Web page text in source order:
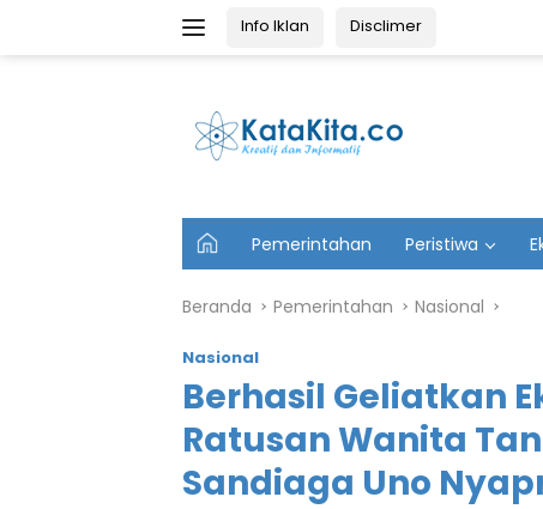
Info Iklan Disclimer
U
t
m
Pemerintahan Peristiwa
Beranda Pemerintahan Nasional
Nasional
Berhasil Geliatkan
Ratusan Wanita
Sandiaga Uno